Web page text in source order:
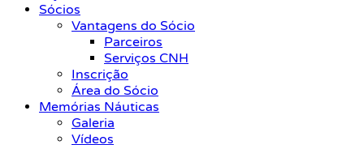
Sócios
Vantagens do Sócio
Parceiros
Serviços CNH
Inscrição
Área do Sócio
Memórias Náuticas
Galeria
Vídeos